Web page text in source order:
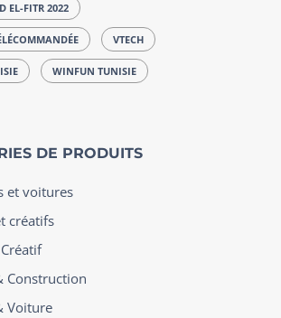
EL-FITR 2022
VTECH
WINFUN TUNISIE
DE PRODUITS
et voitures
créatifs
Construction
Voiture